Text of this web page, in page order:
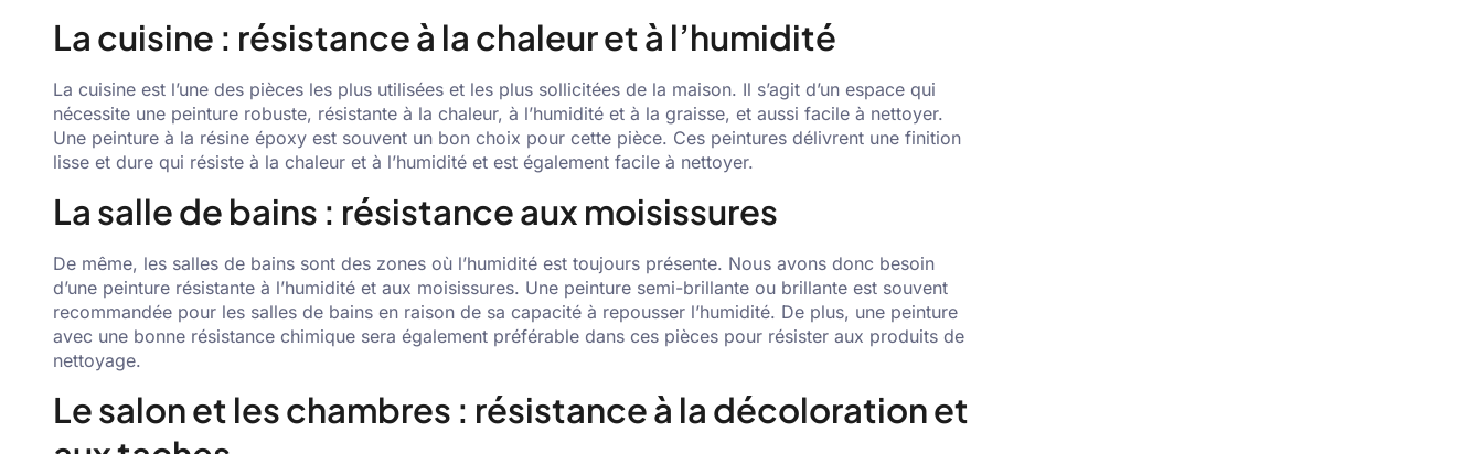
La cuisine : résistance à la chaleur et à l’humidité
La cuisine est l’une des pièces les plus utilisées et les plus sollicitées de la maison. Il s’agit d’un espace qui
nécessite une peinture robuste, résistante à la chaleur, à l’humidité et à la graisse, et aussi facile à nettoyer.
Une peinture à la résine époxy est souvent un bon choix pour cette pièce. Ces peintures délivrent une finition
lisse et dure qui résiste à la chaleur et à l’humidité et est également facile à nettoyer.
La salle de bains : résistance aux moisissures
De même, les salles de bains sont des zones où l’humidité est toujours présente. Nous avons donc besoin
d’une peinture résistante à l’humidité et aux moisissures. Une peinture semi-brillante ou brillante est souvent
recommandée pour les salles de bains en raison de sa capacité à repousser l’humidité. De plus, une peinture
avec une bonne résistance chimique sera également préférable dans ces pièces pour résister aux produits de
nettoyage.
Le salon et les chambres : résistance à la décoloration et